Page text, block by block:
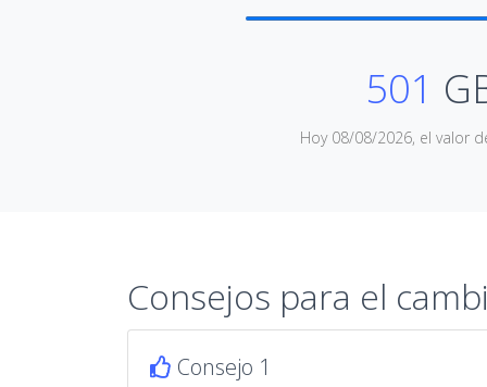
501
Hoy 08/08/2026, el valor
Consejos para el
Consejo 1